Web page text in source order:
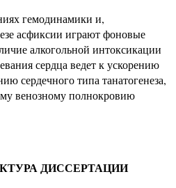
гемодинамики и,
асфиксии играют фоновые
алкогольной интоксикации
сердца ведет к ускорению
сердечного типа танатогенеза,
венозному полнокровию
ДИССЕРТАЦИИ